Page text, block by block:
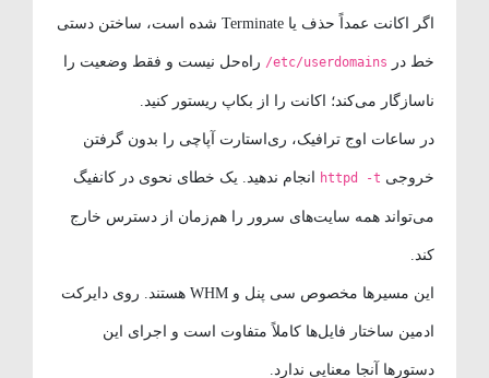
اگر اکانت عمداً حذف یا Terminate شده است، ساختن دستی
خط در/etc/userdomainsراه‌حل نیست و فقط وضعیت را
ناسازگار می‌کند؛ اکانت را از بکاپ ریستور کنید.
در ساعات اوج ترافیک، ری‌استارت آپاچی را بدون گرفتن
خروجیhttpd -tانجام ندهید. یک خطای نحوی در کانفیگ
می‌تواند همه سایت‌های سرور را هم‌زمان از دسترس خارج
کند.
این مسیرها مخصوص سی پنل و WHM هستند. روی دایرکت
ادمین ساختار فایل‌ها کاملاً متفاوت است و اجرای این
دستورها آنجا معنایی ندارد.